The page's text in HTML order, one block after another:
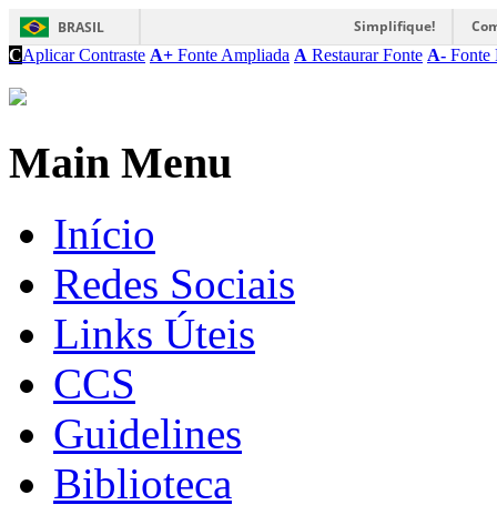
BRASIL Simplifique!
CAplicar Contraste A+ Fonte Ampliada A Restaurar Fonte A- Fonte
Main Menu
Início
Redes Sociais
Links Úteis
CCS
Guidelines
Biblioteca